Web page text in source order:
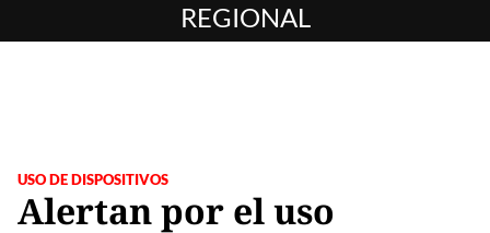
REGIONAL
USO DE DISPOSITIVOS
Alertan por el uso